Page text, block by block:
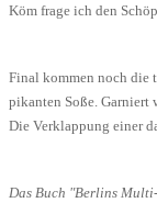
Köm frage ich den
Final kommen noch die
pikanten Soße. Garniert
Die Verklappung einer
Das Buch "Berlins